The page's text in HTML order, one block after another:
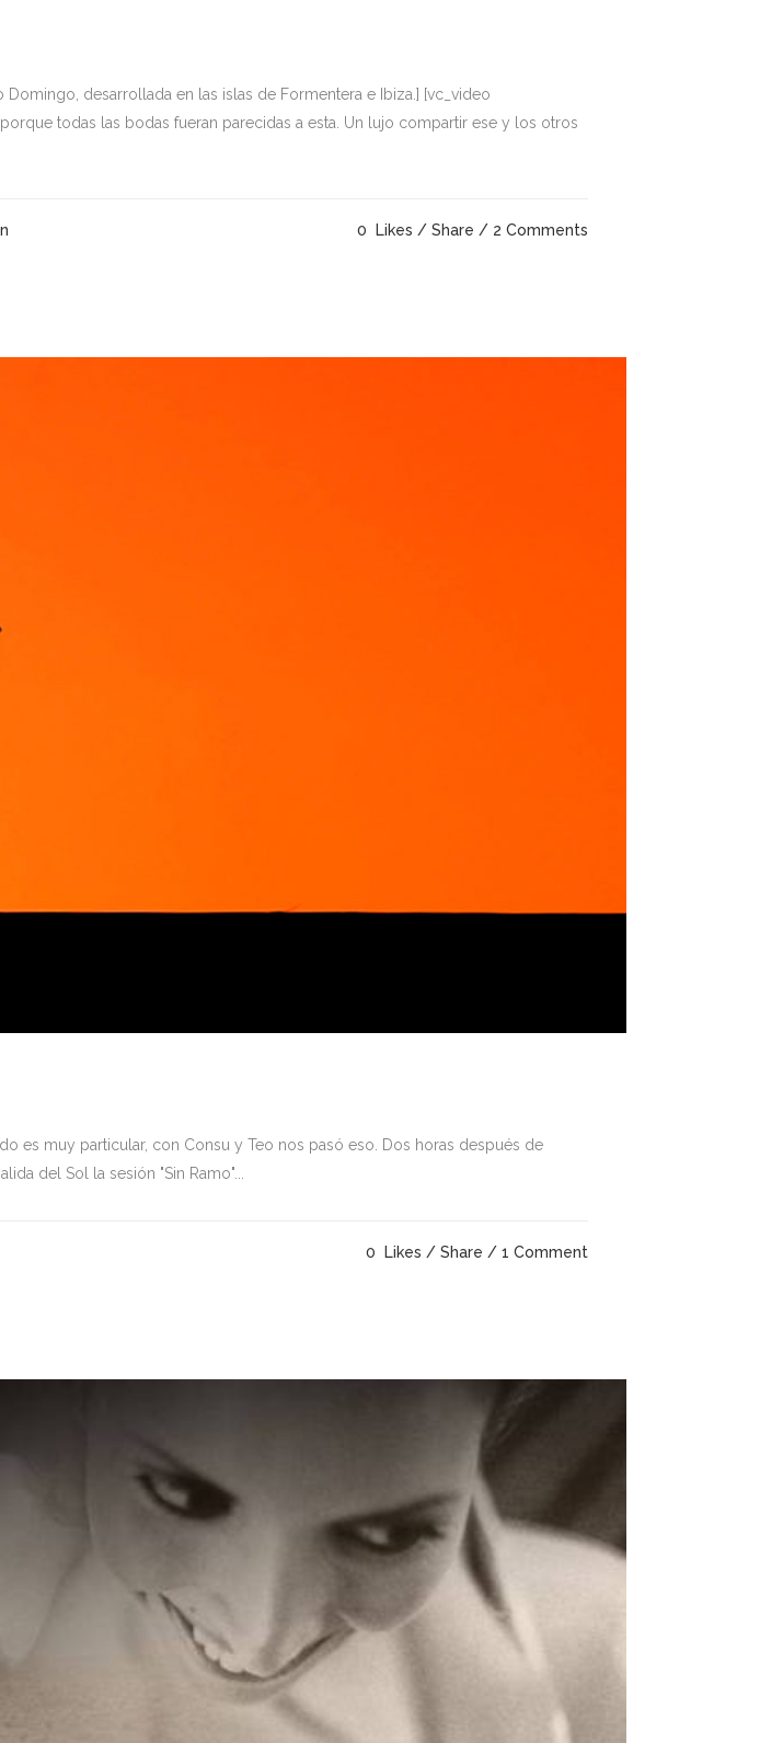
desarrollada en las islas de Formentera e Ibiza.] [vc_video
todas las bodas fueran parecidas a esta. Un lujo compartir ese y los otros
0 Likes Share 2 Comments
es muy particular, con Consu y Teo nos pasó eso. Dos horas después de
del Sol la sesión "Sin Ramo"...
0 Likes Share 1 Comment